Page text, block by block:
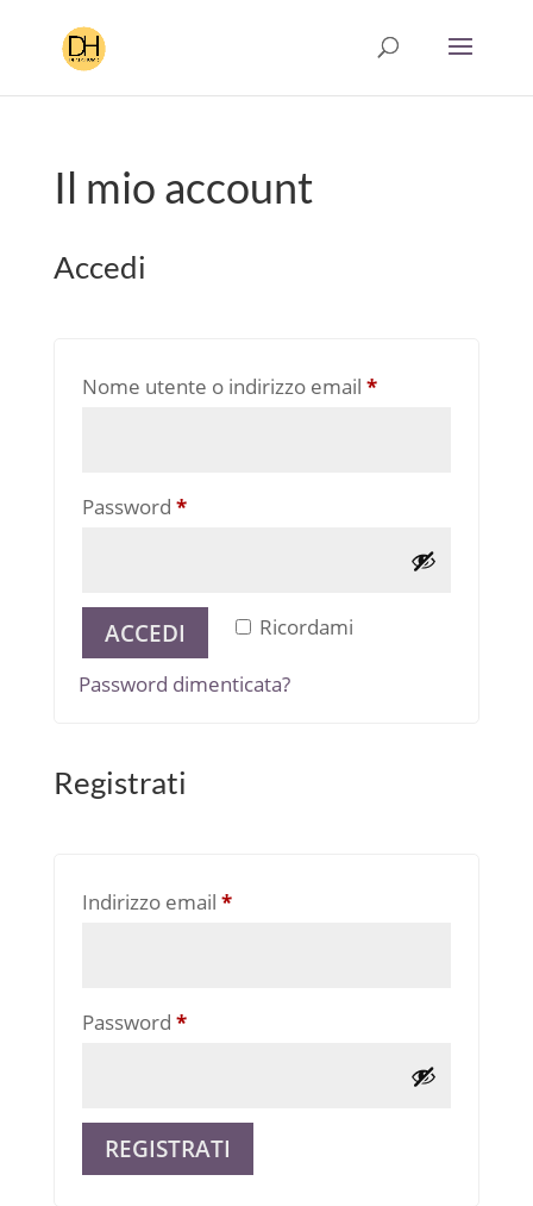
Il mio account
Accedi
Nome utente o indirizzo email *Richiesto
Password *Richiesto
Alternative: Ricordami
ACCEDI
Password dimenticata?
Registrati
Indirizzo email *Richiesto
Password *Richiesto
REGISTRATI